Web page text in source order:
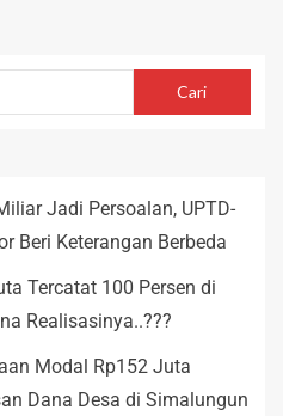
Jadi Persoalan, UPTD-
Beri Keterangan Berbeda
Tercatat 100 Persen di
Realisasinya..???
Modal Rp152 Juta
Dana Desa di Simalungun